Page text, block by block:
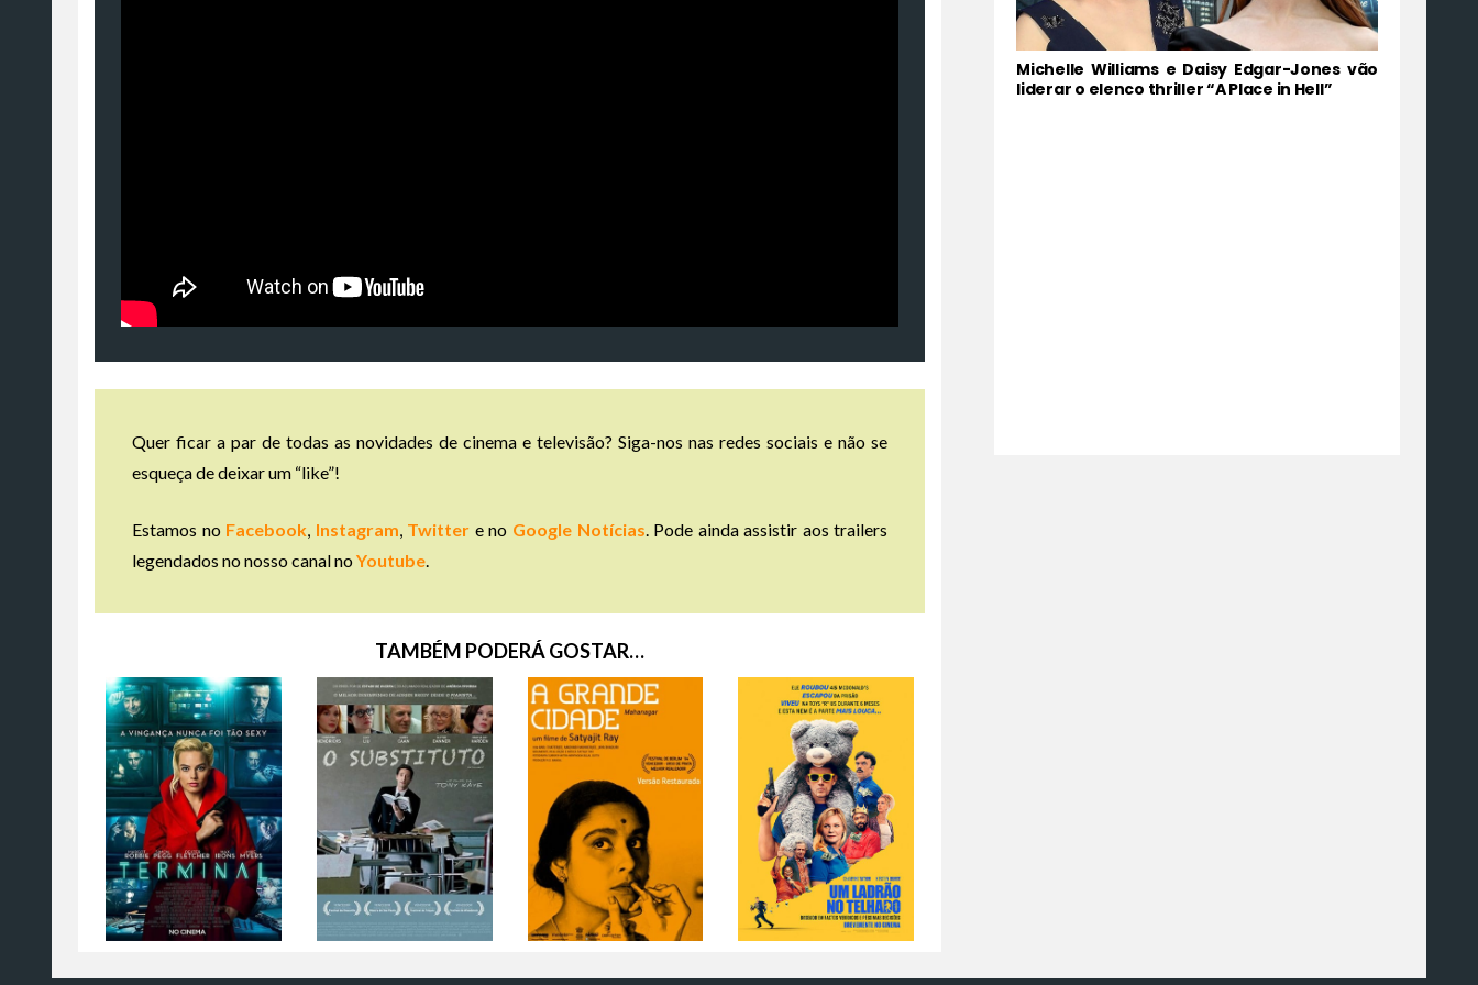
Quer ficar a par de todas as novidades de cinema e televisão? Siga-nos nas redes sociais e não se
esqueça de deixar um “like”!
Estamos no Facebook, Instagram, Twitter e no Google Notícias. Pode ainda assistir aos trailers
legendados no nosso canal noYoutube.
TAMBÉM PODERÁ GOSTAR…
Michelle Williams e Daisy Edgar-Jones vão
liderar o elenco thriller “A Place in Hell”